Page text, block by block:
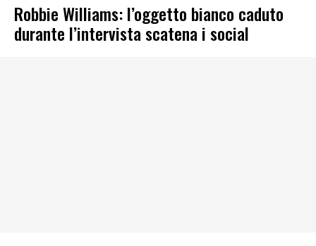
Robbie Williams: l’oggetto bianco caduto
durante l’intervista scatena i social